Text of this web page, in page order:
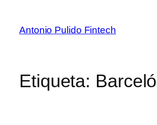
Antonio Pulido Fintech
Etiqueta: Barceló